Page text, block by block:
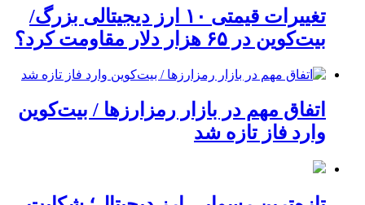
تغییرات قیمتی ۱۰ ارز دیجیتالی بزرگ/
بیت‌کوین در ۶۵ هزار دلار مقاومت کرد؟
اتفاق مهم در بازار رمزارزها / بیت‌کوین
وارد فاز تازه شد